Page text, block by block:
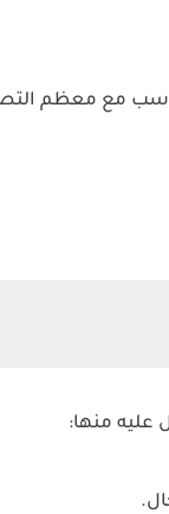
مع معظم
عليه منها: